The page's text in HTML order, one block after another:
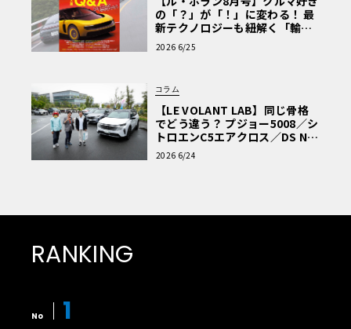
の「？」が「！」に変わる！ 最
新テクノロジーも紐解く「輸入
車Q&A」
2026 6/25
コラム
【LE VOLANT LAB】同じ骨格
でどう違う？ プジョー5008／シ
トロエンC5エアクロス／DS Nº4
読者一気乗りレポート
2026 6/24
RANKING
No 1